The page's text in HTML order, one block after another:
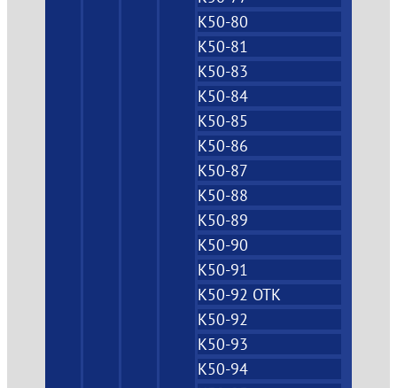
К50-80
К50-81
К50-83
К50-84
К50-85
К50-86
К50-87
К50-88
К50-89
К50-90
К50-91
К50-92 ОТК
К50-92
К50-93
К50-94